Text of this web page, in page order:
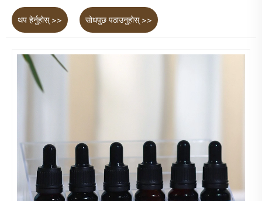
थप हेर्नुहोस् >> सोधपुछ पठाउनुहोस् >>